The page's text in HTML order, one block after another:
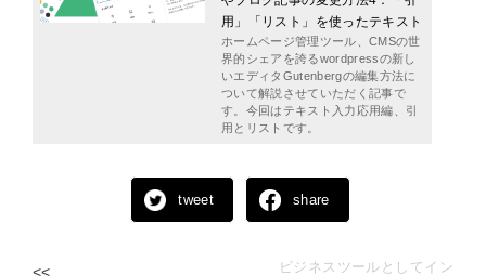
用」「リスト」を使ったテキスト
ホームページ管理ツール、CMSの世
界的シェアを誇るwordpressの新し
いエディタGutenbergの編集方法に
ついて解説させていただく記事で
す。今回はテキスト入力応用編、引
用とリストです。
tweet share
<<
ビジネスツールとしてイン